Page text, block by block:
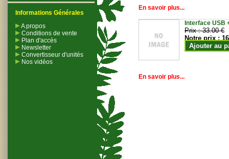
Informations Générales
A propos
Conditions de vente
Plan d'accès
Newsletter
Convertisseur d'unités
Nos vidéos
En savoir plus...
Interface USB
Prix :33.00 €
Notre prix :
Ajouter au
En savoir plus...